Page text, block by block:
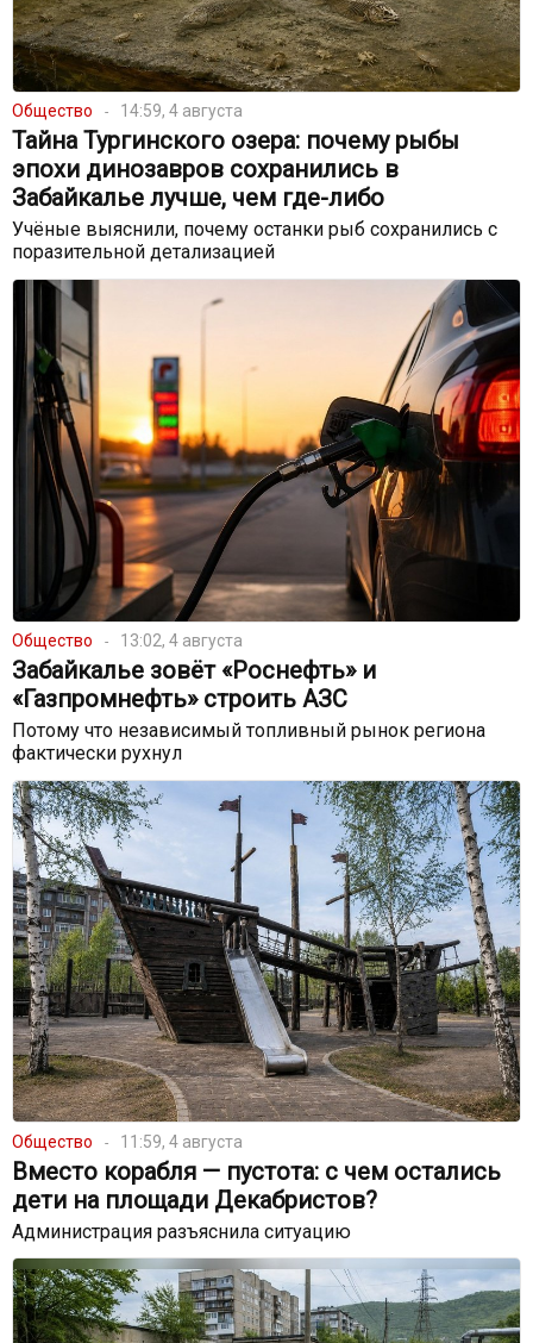
Общество 14:59, 4 августа
Тайна Тургинского озера: почему рыбы
эпохи динозавров сохранились в
Забайкалье лучше, чем где-либо
Учёные выяснили, почему останки рыб сохранились с
поразительной детализацией
Общество 13:02, 4 августа
Забайкалье зовёт «Роснефть» и
«Газпромнефть» строить АЗС
Потому что независимый топливный рынок региона
фактически рухнул
Общество 11:59, 4 августа
Вместо корабля — пустота: с чем остались
дети на площади Декабристов?
Администрация разъяснила ситуацию